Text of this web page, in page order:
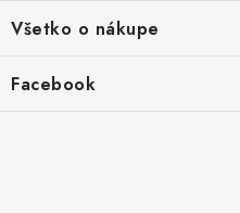
Registrace
Všetko o nákupe
Facebook